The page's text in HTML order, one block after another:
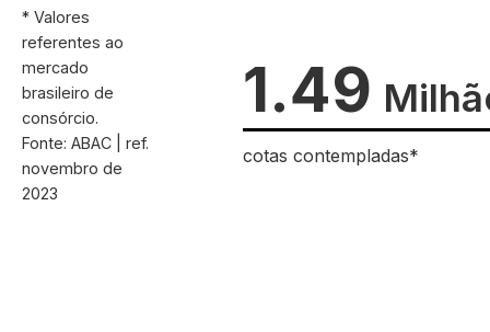
* Valores
referentes ao
mercado
brasileiro de
consórcio.
Fonte: ABAC | ref.
novembro de
2023
1.49
cotas contempladas*